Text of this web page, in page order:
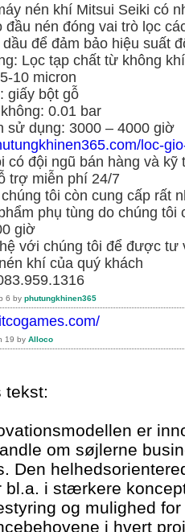
nén khí Mitsui Seiki có
đầu nén đóng vai trò lọc
để đảm bảo hiệu suất
Lọc tạp chất từ không
10 micron
giấy bột gỗ
0.01 bar
sử dụng: 3000 – 4000 giờ
loc-
có đội ngũ bán hàng và
trợ miễn phí 24/7
tôi còn cung cấp rất
phụ tùng do chúng
giờ
với chúng tôi để được tư
khí của quý khách
6 by phutungkhinen365
19 by Alloco
tekst:
er
om søjlerne
Den
bl.a. i stærkere
og mulighed
i hvert